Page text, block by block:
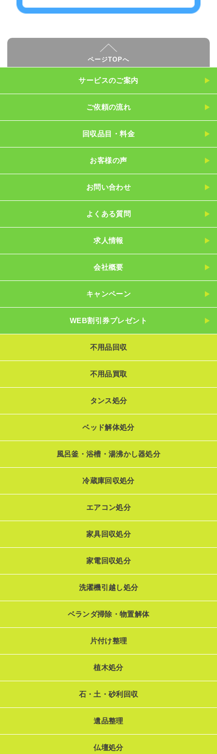
ページTOPへ
サービスのご案内
ご依頼の流れ
回収品目・料金
お客様の声
お問い合わせ
よくある質問
求人情報
会社概要
キャンペーン
WEB割引券プレゼント
不用品回収
不用品買取
タンス処分
ベッド解体処分
風呂釜・浴槽・湯沸かし器処分
冷蔵庫回収処分
エアコン処分
家具回収処分
家電回収処分
洗濯機引越し処分
ベランダ掃除・物置解体
片付け整理
植木処分
石・土・砂利回収
遺品整理
仏壇処分